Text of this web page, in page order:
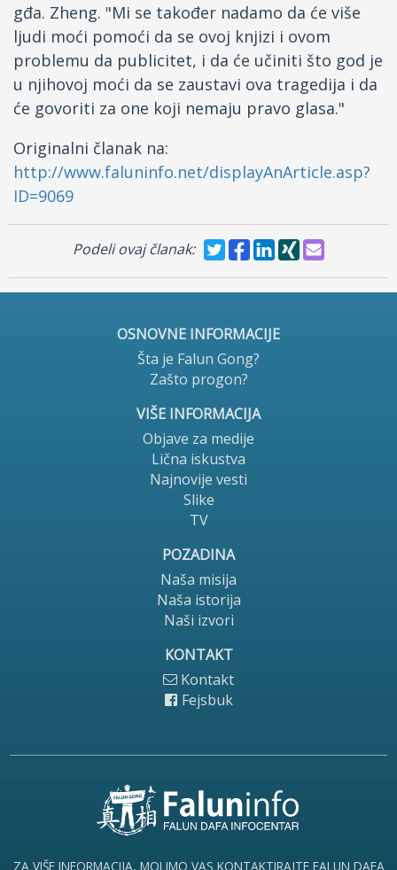
gđa. Zheng. "Mi se također nadamo da će više
ljudi moći pomoći da se ovoj knjizi i ovom
problemu da publicitet, i da će učiniti što god je
u njihovoj moći da se zaustavi ova tragedija i da
će govoriti za one koji nemaju pravo glasa."
Originalni članak na:
http://www.faluninfo.net/displayAnArticle.asp?
ID=9069
Podeli ovaj članak:
OSNOVNE INFORMACIJE
Šta je Falun Gong?
Zašto progon?
VIŠE INFORMACIJA
Objave za medije
Lična iskustva
Najnovije vesti
Slike
TV
POZADINA
Naša misija
Naša istorija
Naši izvori
KONTAKT
Kontakt
Fejsbuk
ZA VIŠE INFORMACIJA, MOLIMO VAS KONTAKTIRAJTE FALUN DAFA